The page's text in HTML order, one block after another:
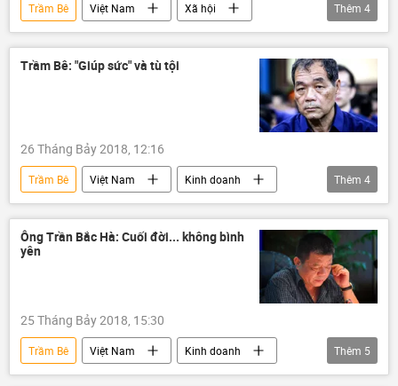
Trầm Bê Việt Nam
Xã hội
Thời sự
Phạm Công Danh
công an
TAND
Thêm 4
Trầm Bê: "Giúp sức" và tù tội
26 Tháng Bảy 2018, 12:16
Trầm Bê Việt Nam
Kinh doanh
Phạm Công Danh
Sacombank
VNCB
BIDV
Thêm 4
Ông Trần Bắc Hà: Cuối đời... không bình
yên
25 Tháng Bảy 2018, 15:30
Trầm Bê Việt Nam
Kinh doanh
Trần Bắc Hà
Phạm Công Danh
Thêm 5